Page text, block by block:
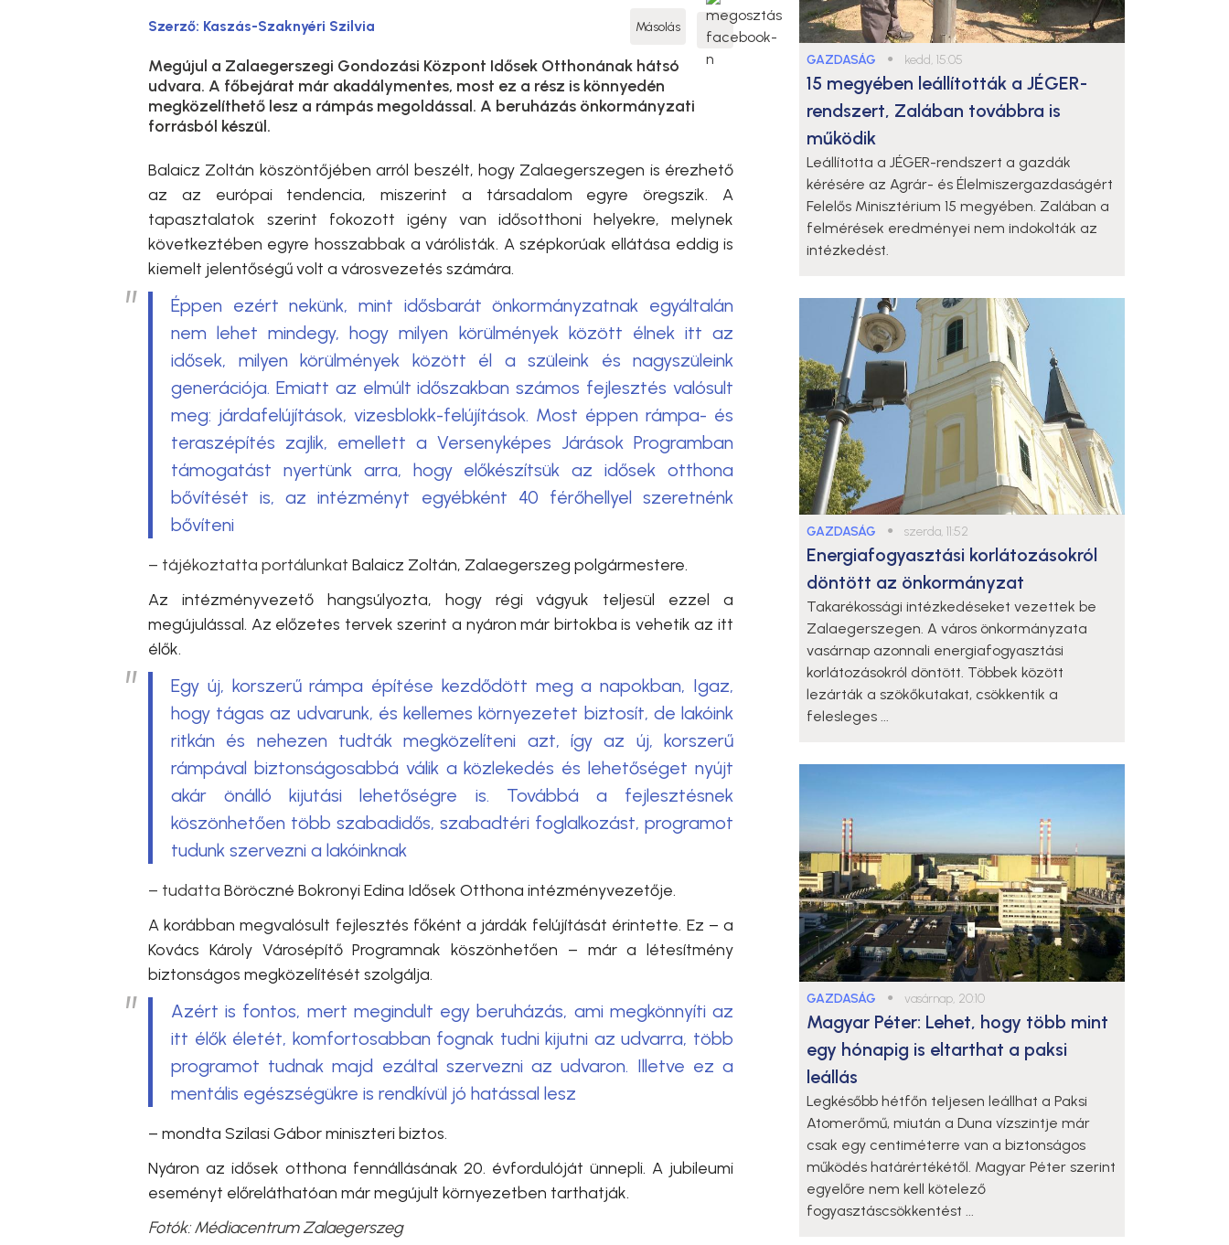
Szerző: Kaszás-Szaknyéri Szilvia Másolás
Megújul a Zalaegerszegi Gondozási Központ Idősek Otthonának hátsó
udvara. A főbejárat már akadálymentes, most ez a rész is könnyedén
megközelíthető lesz a rámpás megoldással. A beruházás önkormányzati
forrásból készül.
Balaicz Zoltán köszöntőjében arról beszélt, hogy Zalaegerszegen is érezhető
az az európai tendencia, miszerint a társadalom egyre öregszik.
A
tapasztalatok szerint fokozott igény van idősotthoni helyekre, melynek
következtében egyre hosszabbak a várólisták. A szépkorúak ellátása eddig is
kiemelt jelentőségű volt a városvezetés számára.
Éppen ezért nekünk, mint idősbarát önkormányzatnak egyáltalán
nem lehet mindegy, hogy milyen körülmények között élnek itt az
idősek, milyen körülmények között él a szüleink és nagyszüleink
generációja. Emiatt az elmúlt időszakban számos fejlesztés valósult
meg: járdafelújítások, vizesblokk-felújítások. Most éppen rámpa- és
teraszépítés zajlik, emellett a Versenyképes Járások Programban
támogatást nyertünk arra, hogy előkészítsük az idősek otthona
bővítését is, az intézményt egyébként 40 férőhellyel szeretnénk
bővíteni
– tájékoztatta portálunkat Balaicz Zoltán, Zalaegerszeg polgármestere.
Az intézményvezető hangsúlyozta, hogy régi vágyuk teljesül ezzel a
megújulással. Az előzetes tervek szerint a nyáron már birtokba is vehetik az itt
élők.
Egy új, korszerű rámpa építése kezdődött meg a napokban, Igaz,
hogy tágas az udvarunk, és kellemes környezetet biztosít, de lakóink
ritkán és nehezen tudták megközelíteni azt, így az új, korszerű
rámpával biztonságosabbá válik a közlekedés és lehetőséget nyújt
akár önálló kijutási lehetőségre is. Továbbá a fejlesztésnek
köszönhetően több szabadidős, szabadtéri foglalkozást, programot
tudunk szervezni a lakóinknak
– tudatta Böröczné Bokronyi Edina Idősek Otthona intézményvezetője.
A korábban megvalósult fejlesztés főként a járdák felújítását érintette. Ez – a
Kovács Károly Városépítő Programnak köszönhetően – már a létesítmény
biztonságos megközelítését szolgálja.
Azért is fontos, mert megindult egy beruházás, ami megkönnyíti az
itt élők életét, komfortosabban fognak tudni kijutni az udvarra, több
programot tudnak majd ezáltal szervezni az udvaron. Illetve ez a
mentális egészségükre is rendkívül jó hatással lesz
– mondta Szilasi Gábor miniszteri biztos.
Nyáron az idősek otthona fennállásának 20. évfordulóját ünnepli. A jubileumi
eseményt előreláthatóan már megújult környezetben tarthatják.
Fotók: Médiacentrum Zalaegerszeg
GAZDASÁG ● kedd, 15:05
15 megyében leállították a JÉGER-
rendszert, Zalában továbbra is
működik
Leállította a JÉGER-rendszert a gazdák
kérésére az Agrár- és Élelmiszergazdaságért
Felelős Minisztérium 15 megyében. Zalában a
felmérések eredményei nem indokolták az
intézkedést.
GAZDASÁG ● szerda, 11:52
Energiafogyasztási korlátozásokról
döntött az önkormányzat
Takarékossági intézkedéseket vezettek be
Zalaegerszegen. A város önkormányzata
vasárnap azonnali energiafogyasztási
korlátozásokról döntött. Többek között
lezárták a szökőkutakat, csökkentik a
felesleges ...
GAZDASÁG ● vasárnap, 20:10
Magyar Péter: Lehet, hogy több mint
egy hónapig is eltarthat a paksi
leállás
Legkésőbb hétfőn teljesen leállhat a Paksi
Atomerőmű, miután a Duna vízszintje már
csak egy centiméterre van a biztonságos
működés határértékétől. Magyar Péter szerint
egyelőre nem kell kötelező
fogyasztáscsökkentést ...